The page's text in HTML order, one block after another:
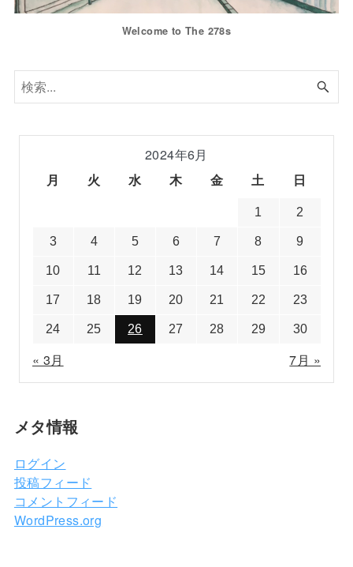
Welcome to The 278s
2024年6月
月
火 水 木 金 土 日
1 2
3 4 5 6 7 8 9
10 11 12 13 14 15 16
17 18 19 20 21 22 23
24 25 26 27 28 29 30
« 3月 7月 »
メタ情報
ログイン
投稿フィード
コメントフィード
WordPress.org